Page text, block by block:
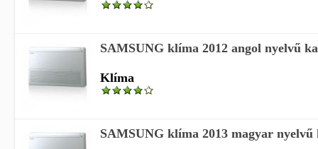
SAMSUNG klíma 2012 angol nyelvű
Klíma
SAMSUNG klíma 2013 magyar nyelvű